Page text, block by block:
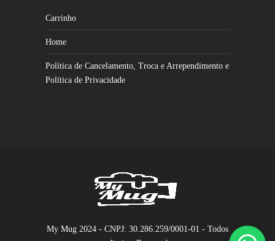
Carrinho
Home
Política de Cancelamento, Troca e Arrependimento e
Política de Privacidade
My Mug 2024 - CNPJ: 30.286.259/0001-01 - Todos